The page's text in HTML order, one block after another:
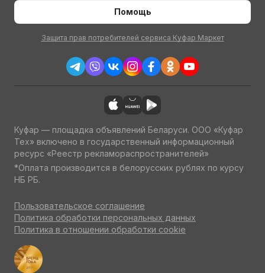
Помощь
Защита прав потребителей сервиса Куфар Маркет
Куфар — площадка объявлений Беларуси. ООО «Куфар
Тех» включено в государственный информационный
ресурс «Реестр рекламораспространителей»
*Оплата производится в белорусских рублях по курсу
НБ РБ.
Пользовательское соглашение
Политика обработки персональных данных
Политика в отношении обработки cookie